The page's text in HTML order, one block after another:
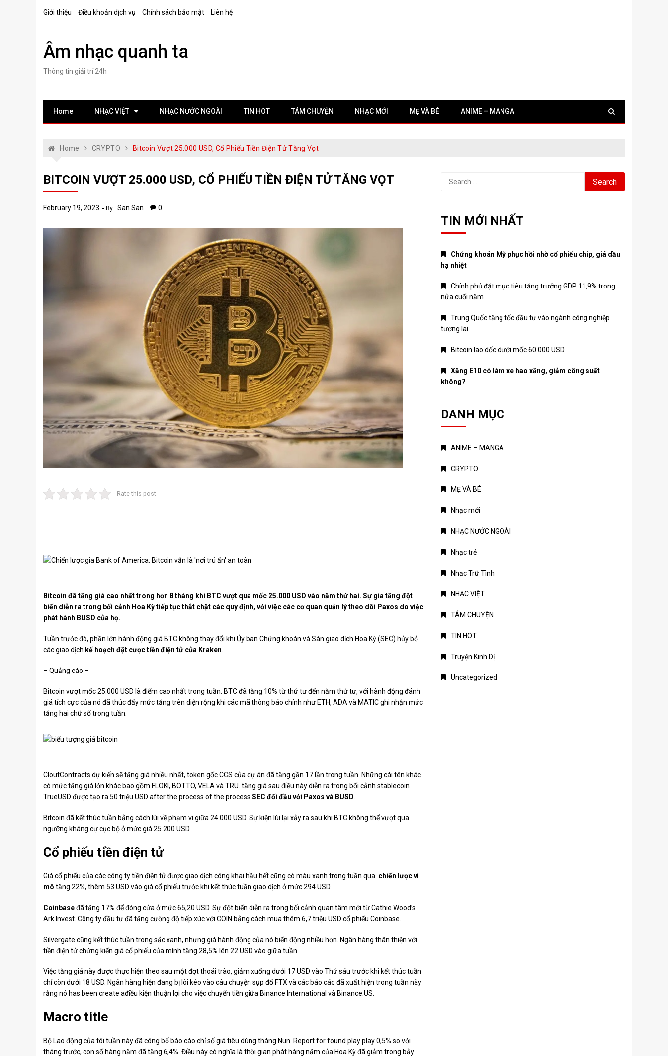
Giới thiệu Điều khoản dịch vụ Chính sách bảo mật Liên hệ
Âm nhạc quanh ta
Thông tin giải trí 24h
Home NHẠC VIỆT NHẠC NƯỚC NGOÀI TIN HOT TÁM CHUYỆN NHẠC MỚI MẸ VÀ BÉ ANIME – MANGA
Home CRYPTO Bitcoin Vượt 25.000 USD, Cổ Phiếu Tiền Điện Tử Tăng Vọt
BITCOIN VƯỢT 25.000 USD, CỔ PHIẾU TIỀN ĐIỆN TỬ TĂNG VỌT
February 19, 2023 By : San San 0
Rate this post
Bitcoin đã tăng giá cao nhất trong hơn 8 tháng khi BTC vượt qua mốc 25.000 USD vào năm thứ hai. Sự gia tăng đột
biến diễn ra trong bối cảnh Hoa Kỳ tiếp tục thắt chặt các quy định, với việc các cơ quan quản lý theo dõi Paxos do việc
phát hành BUSD của họ.
Tuần trước đó, phần lớn hành động giá BTC không thay đổi khi Ủy ban Chứng khoán và Sàn giao dịch Hoa Kỳ (SEC) hủy bỏ
các giao dịch kế hoạch đặt cược tiền điện tử của Kraken
– Quảng cáo –
Bitcoin vượt mốc 25.000 USD là điểm cao nhất trong tuần. BTC đã tăng 10% từ thứ tư đến năm thứ tư, với hành động đánh
giá tích cực của nó đã thúc đẩy mức tăng trên diện rộng khi các mã thông báo chính như ETH, ADA và MATIC ghi nhận mức
tăng hai chữ số trong tuần.
CloutContracts dự kiến ​​sẽ tăng giá nhiều nhất, token gốc CCS của dự án đã tăng gần 17 lần trong tuần. Những cái tên khác
có mức tăng giá lớn khác bao gồm FLOKI, BOTTO, VELA và TRU. tăng giá sau điều này diễn ra trong bối cảnh stablecoin
TrueUSD được tạo ra 50 triệu USD after the process of the process SEC đối đầu với Paxos và BUSD
Bitcoin đã kết thúc tuần bằng cách lùi về phạm vi giữa 24.000 USD. Sự kiện lùi lại xảy ra sau khi BTC không thể vượt qua
ngưỡng kháng cự cục bộ ở mức giá 25.200 USD.
Cổ phiếu tiền điện tử
Giá cổ phiếu của các công ty tiền điện tử được giao dịch công khai hầu hết cũng có màu xanh trong tuần qua. chiến lược vi
mô tăng 22%, thêm 53 USD vào giá cổ phiếu trước khi kết thúc tuần giao dịch ở mức 294 USD.
Coinbaseđã tăng 17% để đóng cửa ở mức 65,20 USD. Sự đột biến diễn ra trong bối cảnh quan tâm mới từ Cathie Wood’s
Ark Invest. Công ty đầu tư đã tăng cường độ tiếp xúc với COIN bằng cách mua thêm 6,7 triệu USD cổ phiếu Coinbase.
Silvergate cũng kết thúc tuần trong sắc xanh, nhưng giá hành động của nó biến động nhiều hơn. Ngân hàng thân thiện với
tiền điện tử chứng kiến ​giá cổ phiếu của mình tăng 28,5% lên 22 USD vào giữa tuần.
Việc tăng giá này được thực hiện theo sau một đợt thoái trào, giảm xuống dưới 17 USD vào Thứ sáu trước khi kết thúc tuần
chỉ còn dưới 18 USD. Ngân hàng hiện đang bị lôi kéo vào câu chuyện sụp đổ FTX và các báo cáo đã xuất hiện trong tuần này
rằng nó has been create ađiều kiện thuận lợi cho việc chuyển tiền giữa Binance International và Binance.US.
Macro title
Bộ Lao động của tôi tuần này đã công bố báo cáo chỉ số giá tiêu dùng tháng Nun. Report for found play play 0,5% so với
tháng trước, con số hàng năm đã tăng 6,4%. Điều này có nghĩa là thời gian phát hàng năm của Hoa Kỳ đã giảm trong bảy
Search
TIN MỚI NHẤT
Chứng khoán Mỹ phục hồi nhờ cổ phiếu chip, giá dầu
hạ nhiệt
Chính phủ đặt mục tiêu tăng trưởng GDP 11,9% trong
nửa cuối năm
Trung Quốc tăng tốc đầu tư vào ngành công nghiệp
tương lai
Bitcoin lao dốc dưới mốc 60.000 USD
Xăng E10 có làm xe hao xăng, giảm công suất
không?
DANH MỤC
ANIME – MANGA
CRYPTO
MẸ VÀ BÉ
Nhạc mới
NHẠC NƯỚC NGOÀI
Nhạc trẻ
Nhạc Trữ Tình
NHẠC VIỆT
TÁM CHUYỆN
TIN HOT
Truyện Kinh Dị
Uncategorized